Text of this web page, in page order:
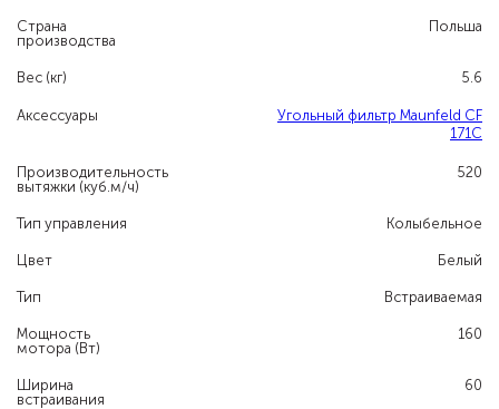
Страна
производства
Польша
Вес (кг) 5.6
Аксессуары
Угольный фильтр Maunfeld CF
171С
Производительность
вытяжки (куб.м/ч)
520
Тип управления Колыбельное
Цвет Белый
Тип Встраиваемая
Мощность
мотора (Вт)
160
Ширина
встраивания
60